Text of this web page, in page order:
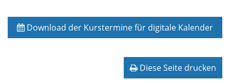
Download der Kurstermine für digitale Kalender
Diese Seite drucken